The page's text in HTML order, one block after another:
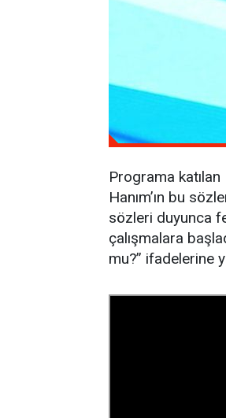
Programa katılan
Hanım’ın bu
sözleri duyunca
çalışmalara
mu?” ifadelerine